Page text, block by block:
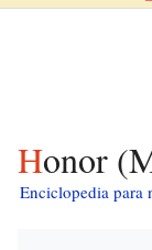
Honor
Enciclopedia para